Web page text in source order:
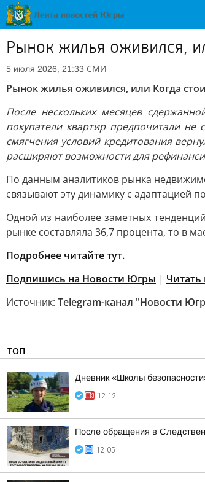
Рынок жилья оживился,
5 июля 2026, 21:33 СМИ
Рынок жилья оживился, или Когда
После нескольких месяцев
покупатели квартир предпочитали
смягчения условий кредитования
расширяют возможности для
По данным аналитиков рынка
связывают эту динамику с адаптацией
Одной из наиболее заметных
рынке составляла 36,7 процента, то в
Подробнее читайте тут.
Подпишись на Новости Югры | Читать
Источник: Telegram-канал "Новости
ТОП
Дневник «Школы
12:12
После обращения в
12:05